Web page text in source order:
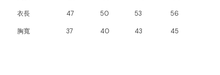
衣長 47 50 53 56
胸寬 37 40 43 45